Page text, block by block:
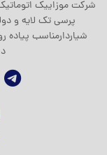
شرکت موزاييک
پرسی تک لایه و
شیاردارمناسب پیاده